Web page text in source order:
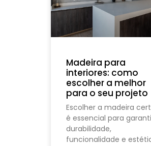
Madeira para
interiores: como
escolher a melhor
para o seu projeto
Escolher a madeira
é essencial para
durabilidade,
funcionalidade e